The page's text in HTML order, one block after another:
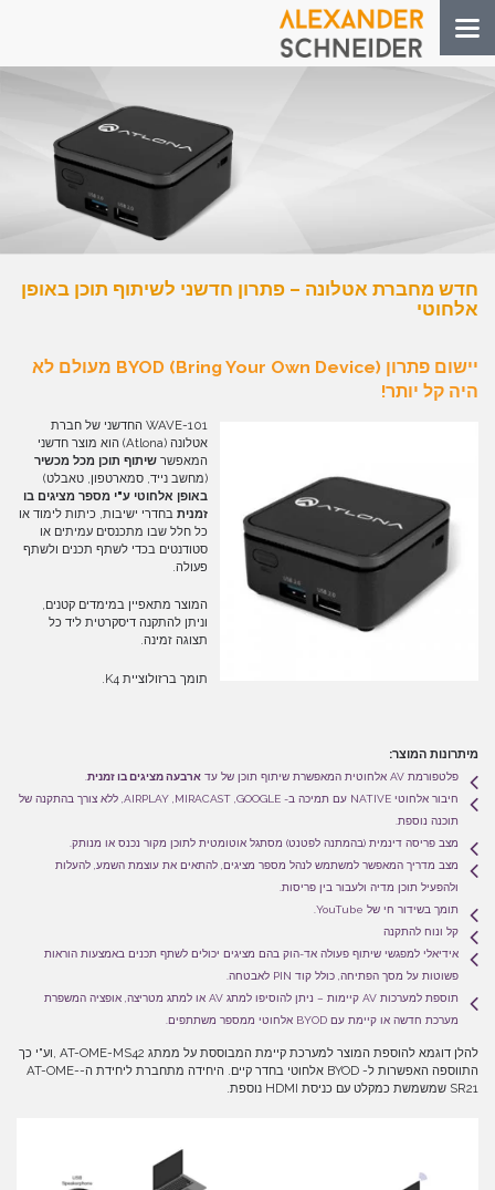
Toggle
navigation
חדש מחברת אטלונה – פתרון חדשני לשיתוף תוכן באופן
אלחוטי
יישום פתרון BYOD (Bring Your Own Device)
מעולם לא
היה קל יותר!
WAVE-101 החדשני של חברת
אטלונה (Atlona) הוא מוצר חדשני
המאפשרשיתוף תוכן מכל מכשיר
(מחשב נייד, סמארטפון, טאבלט)
באופן אלחוטי ע"י מספר מציגים בו
זמנית בחדרי ישיבות, כיתות לימוד או
כל חלל שבו מתכנסים עמיתים או
סטודנטים בכדי לשתף תכנים ולשתף
פעולה.
המוצר מתאפיין במימדים קטנים,
וניתן להתקנה דיסקרטית ליד כל
תצוגה זמינה.
תומך ברזולוציית K4.
מיתרונות המוצר:
פלטפורמת AV אלחוטית המאפשרת שיתוף תוכן של עד ארבעה מציגים בו זמנית.
חיבור אלחוטי NATIVE עם תמיכה ב- AIRPLAY ,MIRACAST ,GOOGLE, ללא צורך בהתקנה של
תוכנה נוספת.
מצב פריסה דינמית (בהמתנה לפטנט) מסתגל אוטומטית לתוכן מקור נכנס או מנותק.
מצב מדריך המאפשר למשתמש לנהל מספר מציגים, להתאים את עוצמת השמע, להעלות
ולהפעיל תוכן מדיה ולעבור בין פריסות.
תומך בשידור חי של YouTube.
קל ונוח להתקנה
אידיאלי למפגשי שיתוף פעולה אד-הוק בהם מציגים יכולים לשתף תכנים באמצעות הוראות
פשוטות על מסך הפתיחה, כולל קוד PIN לאבטחה.
תוספת למערכות AV קיימות – ניתן להוסיפו למתג AV או למתג מטריצה, אופציה המשפרת
מערכת חדשה או קיימת עם BYOD אלחוטי ממספר משתתפים.
להלן דוגמא להוספת המוצר למערכת קיימת המבוססת על ממתג AT-OME-MS42 ,וע"י כך
התווספה האפשרות ל- BYOD אלחוטי בחדר קיים. היחידה מתחברת ליחידת ה-AT-OME-
SR21 שמשמשת כמקלט עם כניסת HDMI נוספת.